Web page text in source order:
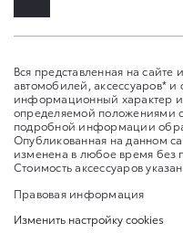
Вся представленная на
автомобилей, аксессуаров* и
информационный характер и
определяемой положениями
подробной информации
Опубликованная на данном
изменена в любое время без
Стоимость аксессуаров
Правовая информация
Изменить настройку cookies